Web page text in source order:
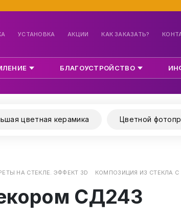
УСТАНОВКА АКЦИИ КАК ЗАКАЗАТЬ?
БЛАГОУСТРОЙСТВО
цветная керамика Цветной
НА СТЕКЛЕ. ЭФФЕКТ 3D КОМПОЗИЦИЯ ИЗ СТЕКЛА
СД243